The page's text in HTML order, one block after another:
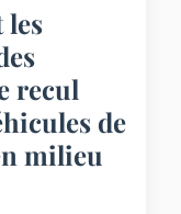
les
recul
de
milieu